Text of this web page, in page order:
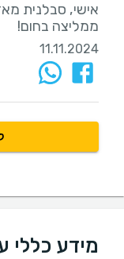
ממליצה בחום!
11.11.2024
מידע כללי